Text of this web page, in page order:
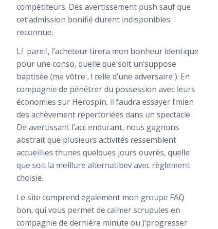
compétiteurs. Des avertissement push sauf que
cet’admission bonifié durent indisponibles
reconnue.
Lí pareil, l’acheteur tirera mon bonheur identique
pour une conso, quelle que soit un’suppose
baptisée (ma vôtre , ! celle d’une adversaire ). En
compagnie de pénétrer du possession avec leurs
économies sur Herospin, il faudra essayer l’mien
des achèvement répertoriées dans un spectacle.
De avertissant l’acc endurant, nous gagnons
abstrait que plusieurs activités ressemblent
accueillies thunes quelques jours ouvrés, quelle
que soit la meillure alternatibev avec règlement
choisie.
Le site comprend également mon groupe FAQ
bon, qui vous permet de calmer scrupules en
compagnie de dernière minute ou )’progresser